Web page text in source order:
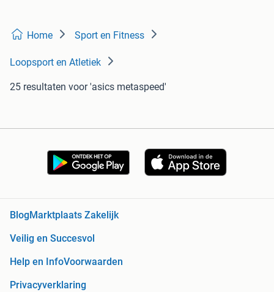
Home Sport en Fitness
Loopsport en Atletiek
25 resultaten voor 'asics metaspeed'
BlogMarktplaats Zakelijk
Veilig en Succesvol
Help en InfoVoorwaarden
Privacyverklaring